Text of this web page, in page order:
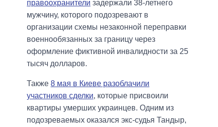
правоохранители задержали 38-летнего
мужчину, которого подозревают в
организации схемы незаконной переправки
военнообязанных за границу через
оформление фиктивной инвалидности за 25
тысяч долларов.
Также 8 мая в Киеве разоблачили
участников сделки, которые присвоили
квартиры умерших украинцев. Одним из
подозреваемых оказался экс-судья Тандыр,